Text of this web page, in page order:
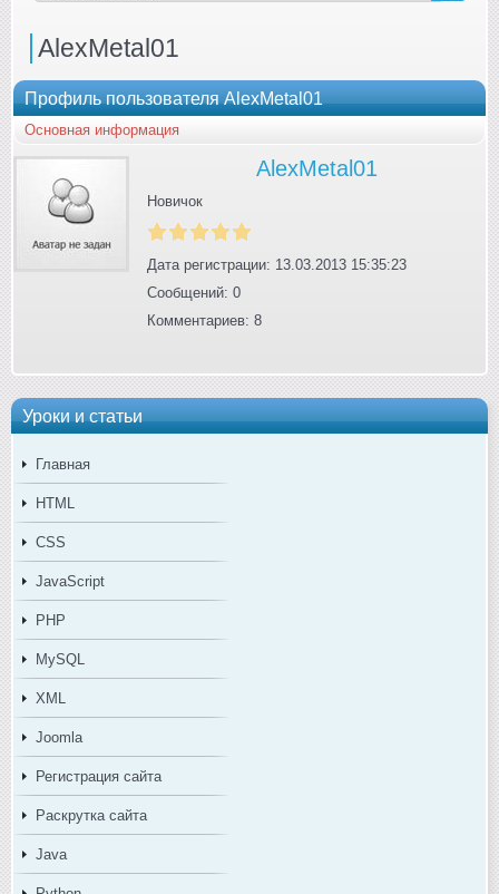
Уроки и статьи
Главная
HTML
CSS
JavaScript
PHP
MySQL
XML
Joomla
Регистрация сайта
Раскрутка сайта
Java
AlexMetal01
Профиль пользователя AlexMetal01
Основная информация
AlexMetal01
Новичок
Дата регистрации: 13.03.2013 15:35:23
Сообщений: 0
Комментариев: 8